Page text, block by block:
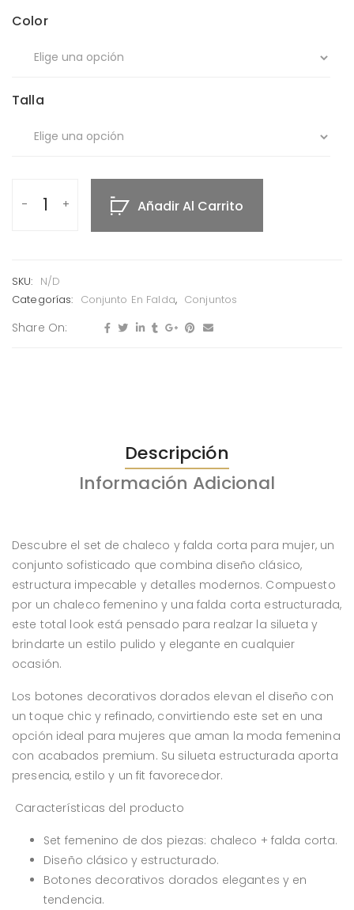
Color
Talla
Añadir Al Carrito
SKU: N/D
Categorías: Conjunto En Falda, Conjuntos
Share On:
Descripción
Información Adicional
Descubre el set de chaleco y falda corta para mujer, un
conjunto sofisticado que combina diseño clásico,
estructura impecable y detalles modernos. Compuesto
por un chaleco femenino y una falda corta estructurada,
este total look está pensado para realzar la silueta y
brindarte un estilo pulido y elegante en cualquier
ocasión.
Los botones decorativos dorados elevan el diseño con
un toque chic y refinado, convirtiendo este set en una
opción ideal para mujeres que aman la moda femenina
con acabados premium. Su silueta estructurada aporta
presencia, estilo y un fit favorecedor.
Características del producto
Set femenino de dos piezas: chaleco + falda corta.
Diseño clásico y estructurado.
Botones decorativos dorados elegantes y en
tendencia.